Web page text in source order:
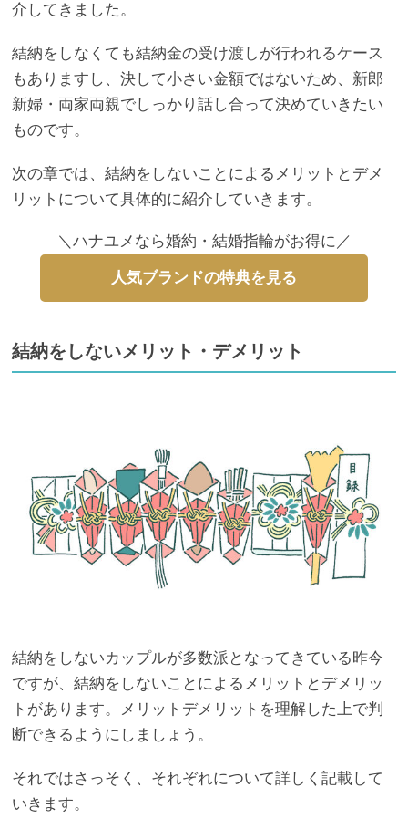
介してきました。
結納をしなくても結納金の受け渡しが行われるケース
もありますし、決して小さい金額ではないため、新郎
新婦・両家両親でしっかり話し合って決めていきたい
ものです。
次の章では、結納をしないことによるメリットとデメ
リットについて具体的に紹介していきます。
＼ハナユメなら婚約・結婚指輪がお得に／
人気ブランドの特典を見る
結納をしないメリット・デメリット
結納をしないカップルが多数派となってきている昨今
ですが、結納をしないことによるメリットとデメリッ
トがあります。メリットデメリットを理解した上で判
断できるようにしましょう。
それではさっそく、それぞれについて詳しく記載して
いきます。